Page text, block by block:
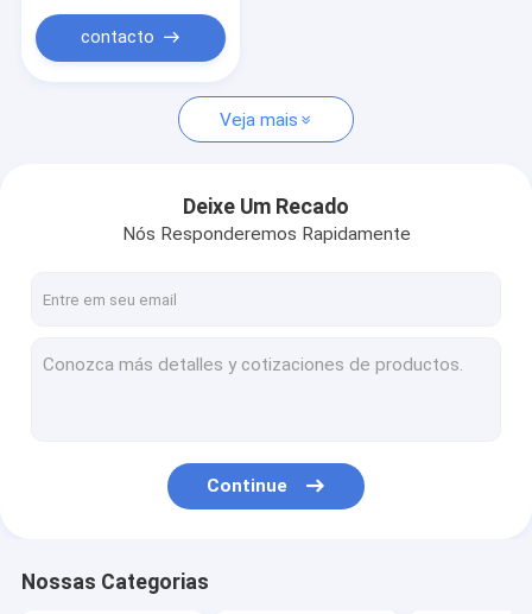
Maxilas do freio do reboque
contacto
Veja mais
Deixe Um Recado
Nós Responderemos Rapidamente
Continue
Nossas Categorias